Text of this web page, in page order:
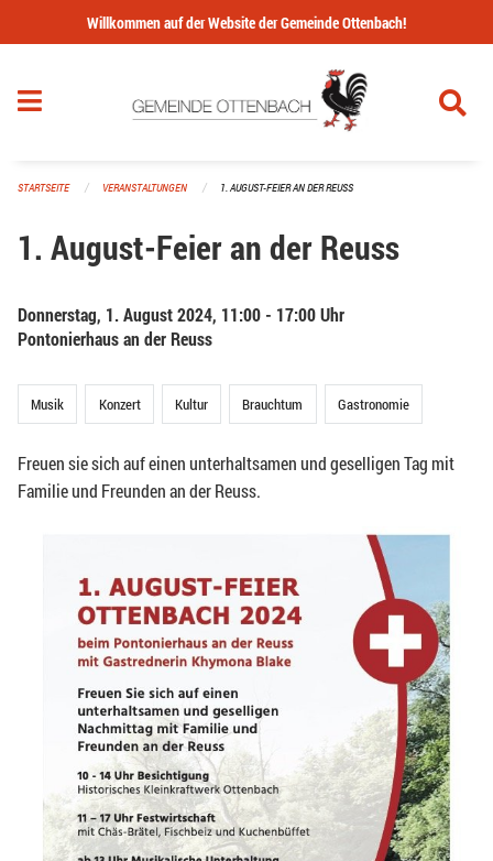
Navigation überspringen
Willkommen auf der Website der Gemeinde Ottenbach!
STARTSEITE VERANSTALTUNGEN 1. AUGUST-FEIER AN DER REUSS
1. August-Feier an der Reuss
Donnerstag, 1. August 2024, 11:00 - 17:00 Uhr
Pontonierhaus an der Reuss
Musik Konzert Kultur Brauchtum Gastronomie
Freuen sie sich auf einen unterhaltsamen und geselligen Tag mit
Familie und Freunden an der Reuss.